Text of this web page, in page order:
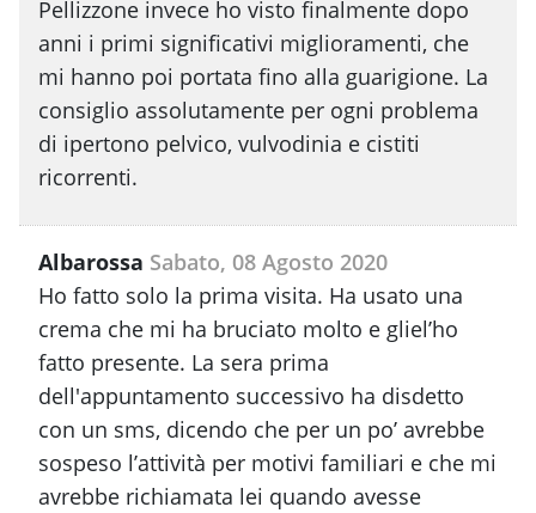
Pellizzone invece ho visto finalmente dopo
anni i primi significativi miglioramenti, che
mi hanno poi portata fino alla guarigione. La
consiglio assolutamente per ogni problema
di ipertono pelvico, vulvodinia e cistiti
ricorrenti.
Albarossa Sabato, 08 Agosto 2020
Ho fatto solo la prima visita. Ha usato una
crema che mi ha bruciato molto e gliel’ho
fatto presente. La sera prima
dell'appuntamento successivo ha disdetto
con un sms, dicendo che per un po’ avrebbe
sospeso l’attività per motivi familiari e che mi
avrebbe richiamata lei quando avesse